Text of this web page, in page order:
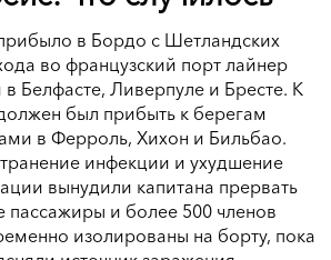
в Бордо с Шетландских
во французский порт лайнер
в Белфасте, Ливерпуле и Бресте. К
был прибыть к берегам
в Ферроль, Хихон и Бильбао.
инфекции и ухудшение
вынудили капитана прервать
пассажиры и более 500 членов
изолированы на борту, пока